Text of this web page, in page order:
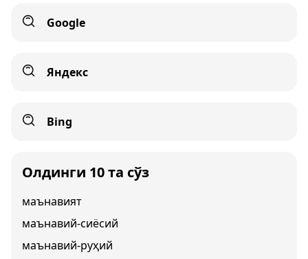
Google
Яндекс
Bing
Олдинги 10 та сўз
маънавият
маънавий-сиёсий
маънавий-руҳий